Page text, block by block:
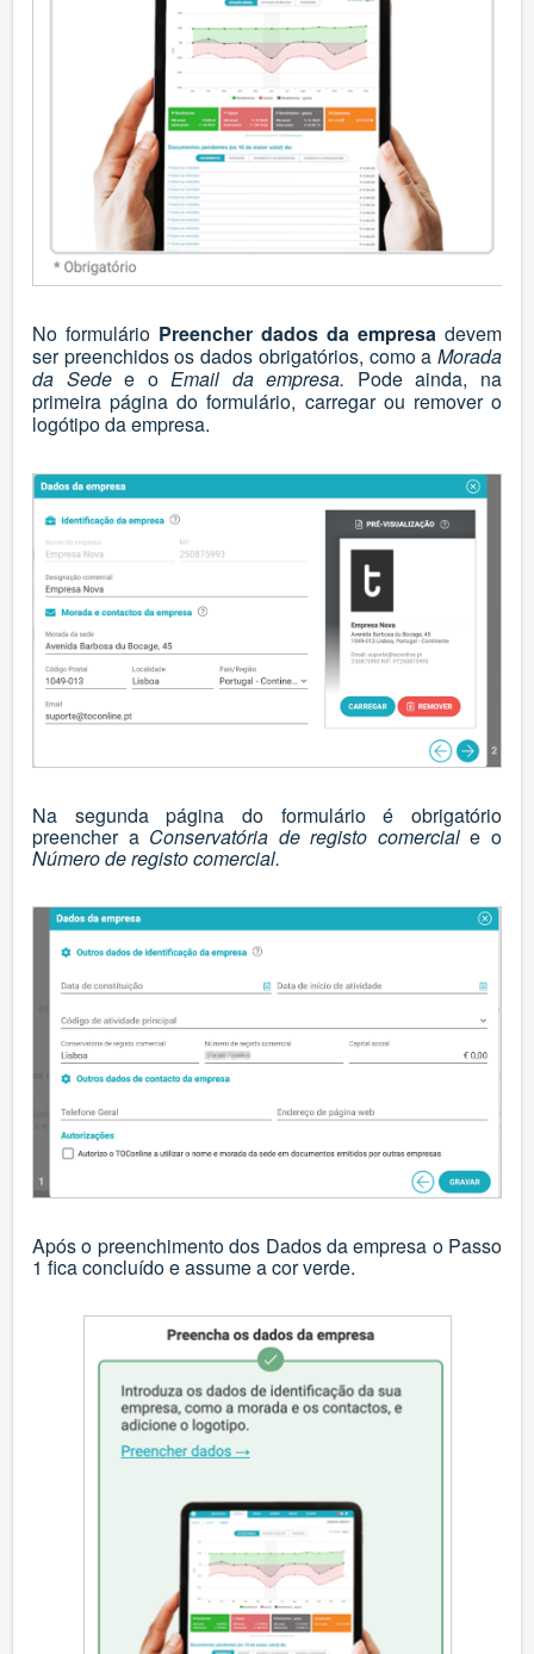
No formulário Preencher dados da empresa devem
ser preenchidos os dados obrigatórios, como a Morada
da Sedee oEmail da empresa. Pode ainda, na
primeira página do formulário, carregar ou remover o
logótipo da empresa.
Na segunda página do formulário é obrigatório
preencher a Conservatória de registo comerciale o
Número de registo comercial.
Após o preenchimento dos Dados da empresa o Passo
1 fica concluído e assume a cor verde.